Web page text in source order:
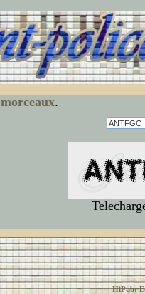
morceaux.
HiPub: